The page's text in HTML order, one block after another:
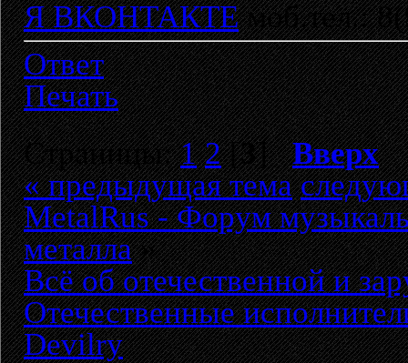
Я ВКОНТАКТЕмоб.тел.:
Ответ
Печать
Страницы:1 2[3]Вверх
« предыдущая тема
MetalRus - Форум
металла»
Всё об отечественной и
Отечественные
Devilry